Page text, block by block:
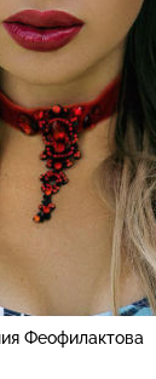
Феофилактова